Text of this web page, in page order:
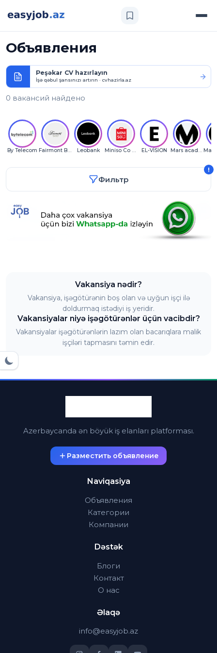
Объявления
Peşəkar CV hazırlayın
İşə qəbul şansınızı artırın · cvhazirla.az
0 вакансий найдено
By Telecom Fairmont Baku Leobank Miniso Co LLC EL-VİSİON Mars academy
Фильтр
!
Vakansiya nədir?
Vakansiya, işəgötürənin boş olan və uyğun işçi ilə
doldurmaq istədiyi iş yeridir.
Vakansiyalar niyə işəgötürənlər üçün vacibdir?
Vakansiyalar işəgötürənlərin lazım olan bacarıqlara malik
işçiləri tapmasını təmin edir.
Azerbaycanda ən böyük iş elanları platforması.
Разместить объявление
Naviqasiya
Объявления
Категории
Компании
Dəstək
Блоги
Контакт
О нас
Əlaqə
info@easyjob.az